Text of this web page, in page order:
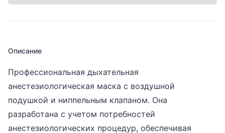
Описание
Профессиональная дыхательная
анестезиологическая маска с воздушной
подушкой и ниппельным клапаном. Она
разработана с учетом потребностей
анестезиологических процедур, обеспечивая